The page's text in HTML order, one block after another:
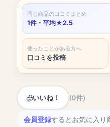
同じ商品の口コミまとめ
1件・平均★2.5
使ったことがある方へ
口コミを投稿
いいね！ (0件)
会員登録するとお気に入り